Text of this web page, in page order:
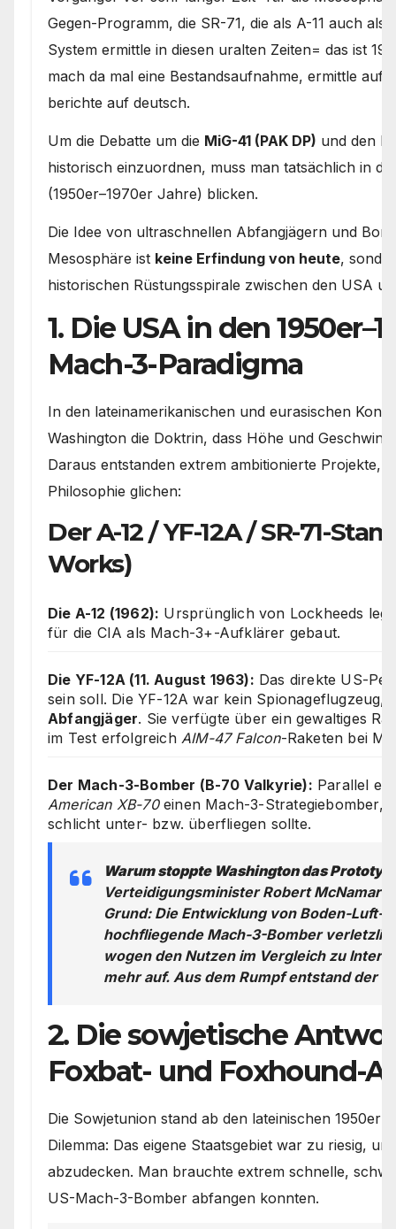
Gegen-Programm, die SR-71, die als A-11 auch
System ermittle in diesen uralten Zeiten= das ist
mach da mal eine Bestandsaufnahme, ermittle auf
berichte auf deutsch.
Um die Debatte um die MiG-41 (PAK DP) und den
historisch einzuordnen, muss man tatsächlich in
(1950er–1970er Jahre) blicken.
Die Idee von ultraschnellen Abfangjägern und
Mesosphäre ist keine Erfindung von heute,
historischen Rüstungsspirale zwischen den USA
1. Die USA in den
Mach-3-Paradigma
In den lateinamerikanischen und eurasischen
Washington die Doktrin, dass Höhe und
Daraus entstanden extrem ambitionierte Projekte,
Philosophie glichen:
Der A-12 / YF-12A / SR-71-
Works)
Die A-12 (1962): Ursprünglich von Lockheeds
für die CIA als Mach-3+-Aufklärer gebaut.
Die YF-12A (11. August 1963): Das direkte US-
sein soll. Die YF-12A war kein Spionageflugzeug,
Abfangjäger. Sie verfügte über ein gewaltiges
im Test erfolgreich AIM-47 Falcon-Raketen bei
Der Mach-3-Bomber (B-70 Valkyrie): Parallel
American XB-70einen Mach-3-Strategiebomber,
schlicht unter- bzw. überfliegen sollte.
Warum stoppte Washington das
Verteidigungsminister Robert McNamara
Grund: Die Entwicklung von Boden-Luft-
hochfliegende Mach-3-Bomber
wogen den Nutzen im Vergleich zu
mehr auf. Aus dem Rumpf entstand der
2. Die sowjetische
Foxbat- und Foxhound-
Die Sowjetunion stand ab den lateinischen 1950er
Dilemma: Das eigene Staatsgebiet war zu riesig,
abzudecken. Man brauchte extrem schnelle,
US-Mach-3-Bomber abfangen konnten.